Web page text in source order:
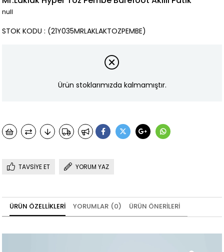
null
(21Y035MRLAKLAKTOZPEMBE)
STOK KODU
Ürün stoklarımızda kalmamıştır.
TAVSIYE ET YORUM YAZ
ÜRÜN ÖZELLIKLERI YORUMLAR (0) ÜRÜN ÖNERILERI